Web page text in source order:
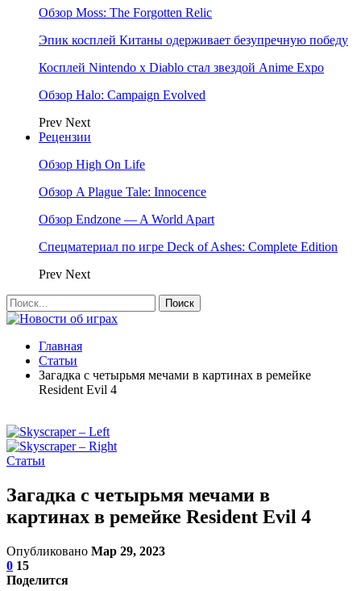
Обзор Moss: The Forgotten Relic
Эпик косплей Китаны одерживает безупречную победу
Косплей Nintendo x Diablo стал звездой Anime Expo
Обзор Halo: Campaign Evolved
Prev Next
Рецензии
Обзор High On Life
Обзор A Plague Tale: Innocence
Обзор Endzone — A World Apart
Спецматериал по игре Deck of Ashes: Complete Edition
Prev Next
Главная
Статьи
Загадка с четырьмя мечами в картинах в ремейке
Resident Evil 4
Статьи
Загадка с четырьмя мечами в
картинах в ремейке Resident Evil 4
Опубликовано Мар 29, 2023
0 15
Поделится